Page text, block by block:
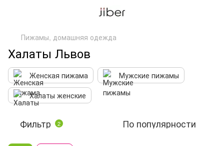
Пижамы, домашняя одежда
Халаты Львов
Женская пижама
Мужские пижамы
Халаты женские
Фильтр 2 По популярности